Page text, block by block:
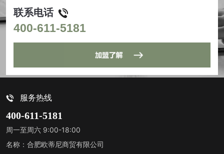
联系电话
400-611-5181
服务热线
400-611-5181
周一至周六 9:00-18:00
名称：合肥欧蒂尼商贸有限公司